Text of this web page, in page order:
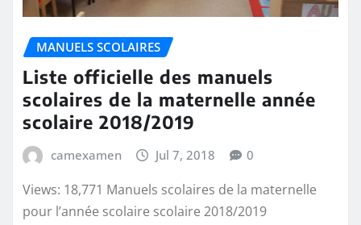
MANUELS SCOLAIRES
Liste officielle des manuels
scolaires de la maternelle année
scolaire 2018/2019
camexamen Jul 7, 2018 0
Views: 18,771 Manuels scolaires de la maternelle
pour l’année scolaire scolaire 2018/2019